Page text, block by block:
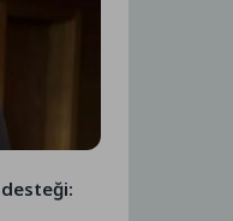
desteği: